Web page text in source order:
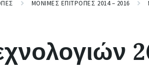
Τ
Η
Τ
ΜΟΝΙΜΕΣ ΕΠΙΤΡΟΠΕΣ 2014 – 2016